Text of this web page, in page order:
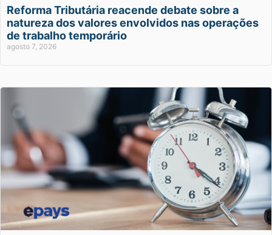
Reforma Tributária reacende debate sobre a
natureza dos valores envolvidos nas operações
de trabalho temporário
agosto 7, 2026